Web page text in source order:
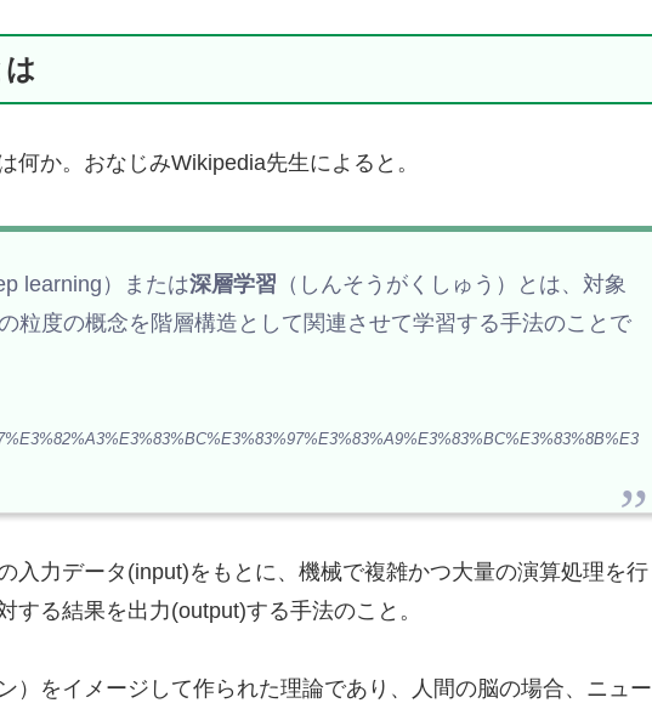
何か。おなじみWikipedia先生によると。
learning）または深層学習 （しんそうがくしゅう）とは、対象
粒度の概念を階層構造として関連させて学習する手法のことで
入力データ(input)をもとに、機械で複雑かつ大量の演算処理を行
する結果を出力(output)する手法のこと。
）をイメージして作られた理論であり、人間の脳の場合、ニュー